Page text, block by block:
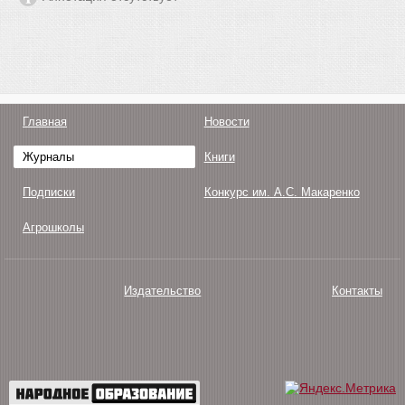
Главная Новости
Журналы Книги
Подписки Конкурс им. А.С. Макаренко
Агрошколы
Издательство Контакты